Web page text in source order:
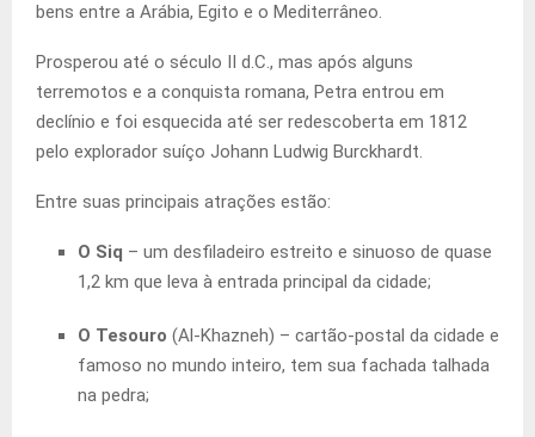
bens entre a Arábia, Egito e o Mediterrâneo.
Prosperou até o século II d.C., mas após alguns
terremotos e a conquista romana, Petra entrou em
declínio e foi esquecida até ser redescoberta em 1812
pelo explorador suíço Johann Ludwig Burckhardt.
Entre suas principais atrações estão:
O Siq – um desfiladeiro estreito e sinuoso de quase
1,2 km que leva à entrada principal da cidade;
O Tesouro (Al-Khazneh) – cartão-postal da cidade e
famoso no mundo inteiro, tem sua fachada talhada
na pedra;